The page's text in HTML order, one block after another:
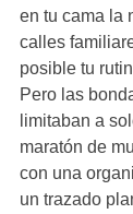
en tu cama la
calles
posible tu
Pero las
limitaban a
maratón de
con una
un trazado